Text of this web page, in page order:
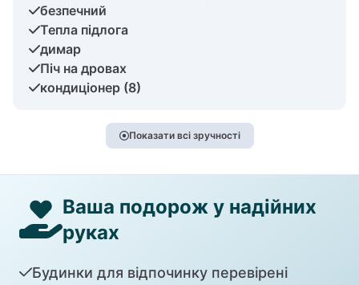
безпечний
Тепла підлога
димар
Піч на дровах
кондиціонер (8)
Показати всі зручності
Ваша подорож у надійних
руках
Будинки для відпочинку перевірені